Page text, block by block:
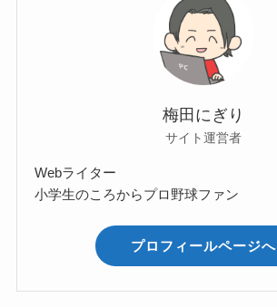
梅田にぎり
サイト運営者
Webライター
小学生のころからプロ野球ファン
プロフィールページへ